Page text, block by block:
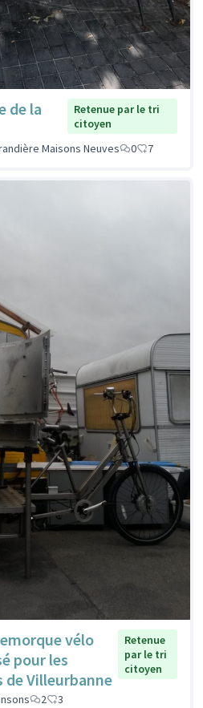
de la
Retenue par le tri
citoyen
Maisons Neuves
0 7
vélo
pour les
Villeurbanne
Retenue
par le tri
citoyen
2 3